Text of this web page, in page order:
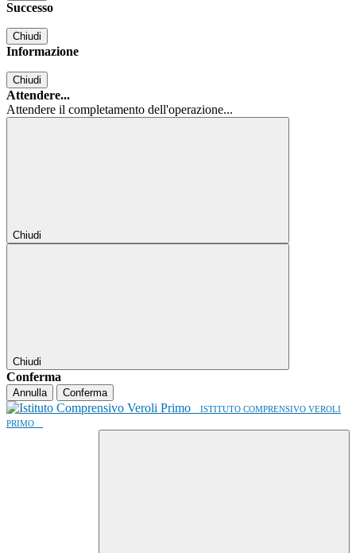
Successo
Chiudi
Informazione
Chiudi
Attendere...
Attendere il completamento dell'operazione...
Chiudi
Chiudi
Conferma
Annulla Conferma
ISTITUTO COMPRENSIVO VEROLI
PRIMO